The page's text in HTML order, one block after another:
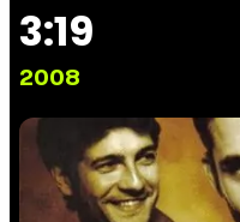
3:19
2008